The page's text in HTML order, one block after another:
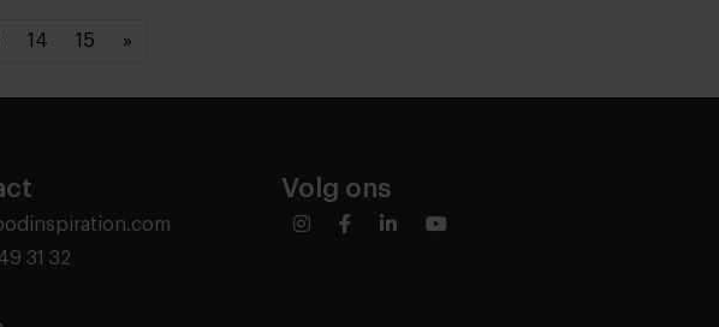
14 15 »
31 32
Volg ons